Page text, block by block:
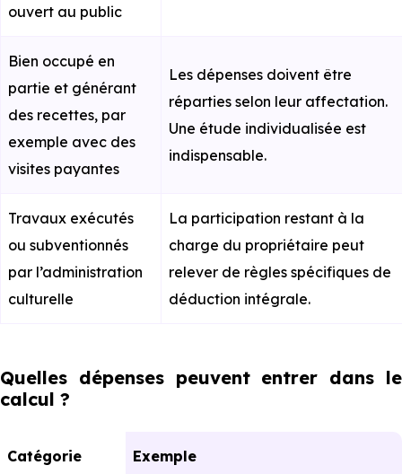
ouvert au public
Bien occupé en
partie et générant
des recettes, par
exemple avec des
visites payantes
Les dépenses doivent être
réparties selon leur affectation.
Une étude individualisée est
indispensable.
Travaux exécutés
ou subventionnés
par l’administration
culturelle
La participation restant à la
charge du propriétaire peut
relever de règles spécifiques de
déduction intégrale.
Quelles dépenses peuvent entrer dans le
calcul ?
Catégorie Exemple